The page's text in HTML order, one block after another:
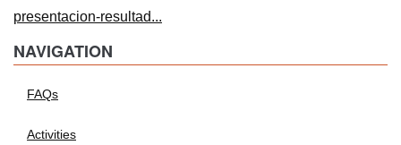
presentacion-resultad...
NAVIGATION
FAQs
Activities